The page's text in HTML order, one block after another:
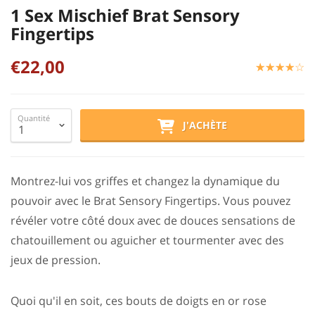
1 Sex Mischief Brat Sensory
Fingertips
€22,00
☆☆☆☆☆
★★★★★
Quantité
J'ACHÈTE
Montrez-lui vos griffes et changez la dynamique du
pouvoir avec le Brat Sensory Fingertips. Vous pouvez
révéler votre côté doux avec de douces sensations de
chatouillement ou aguicher et tourmenter avec des
jeux de pression.
Quoi qu'il en soit, ces bouts de doigts en or rose